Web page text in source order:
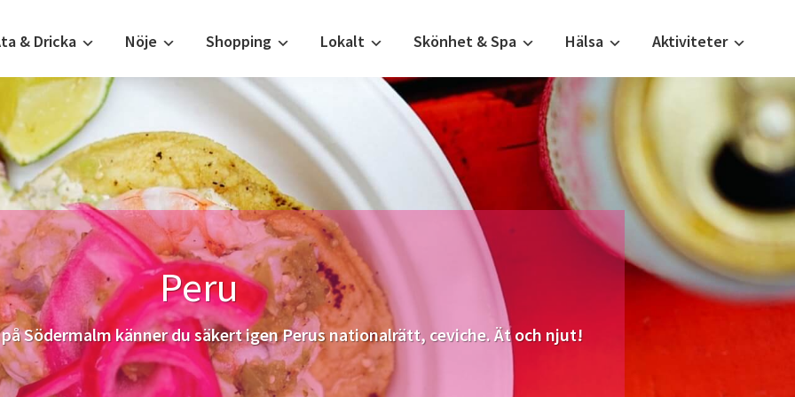
& Dricka Nöje Shopping Lokalt Skönhet & Spa Hälsa Aktiviteter
Peru
Södermalm känner du säkert igen Perus nationalrätt, ceviche. Ät och njut!